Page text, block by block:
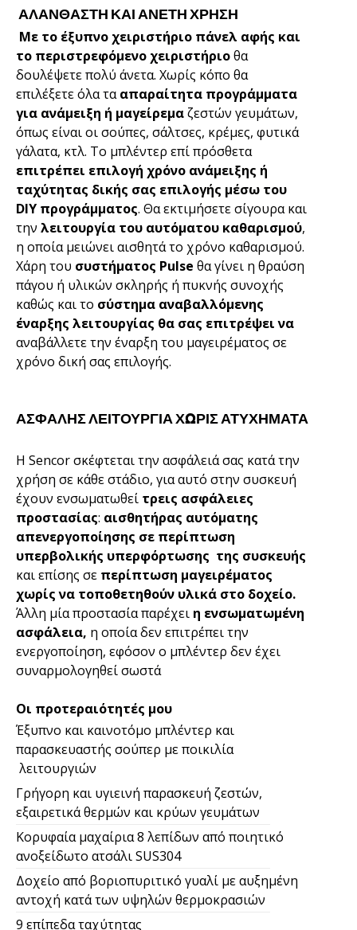
ΑΛΑΝΘΑΣΤΗ ΚΑΙ ΑΝΕΤΗ ΧΡΗΣΗ
Με το έξυπνο χειριστήριο πάνελ αφής και
το περιστρεφόμενο χειριστήριοθα
δουλέψετε πολύ άνετα. Χωρίς κόπο θα
επιλέξετε όλα τααπαραίτητα προγράμματα
για ανάμειξη ή μαγείρεμαζεστών γευμάτων,
όπως είναι οι σούπες, σάλτσες, κρέμες, φυτικά
γάλατα, κτλ. Το μπλέντερ επί πρόσθετα
επιτρέπει επιλογή χρόνο ανάμειξης ή
ταχύτητας δικής σας επιλογής μέσω του
DIY προγράμματος. Θα εκτιμήσετε σίγουρα και
την λειτουργία του αυτόματου καθαρισμού,
η οποία μειώνει αισθητά το χρόνο καθαρισμού.
Χάρη του συστήματος Pulse θα γίνει η θραύση
πάγου ή υλικών σκληρής ή πυκνής συνοχής
καθώς και το σύστημα αναβαλλόμενης
έναρξης λειτουργίας θα σας επιτρέψει να
αναβάλλετε την έναρξη του μαγειρέματος σε
χρόνο δική σας επιλογής.
ΑΣΦΑΛΗΣ ΛΕΙΤΟΥΡΓΙΑ ΧΩΡΙΣ ΑΤΥΧΗΜΑΤΑ
Η Sencor σκέφτεται την ασφάλειά σας κατά την
χρήση σε κάθε στάδιο, για αυτό στην συσκευή
έχουν ενσωματωθεί τρεις ασφάλειες
προστασίας: αισθητήρας αυτόματης
απενεργοποίησης σε περίπτωση
υπερβολικής υπερφόρτωσης της συσκευής
και επίσης σε περίπτωση μαγειρέματος
χωρίς να τοποθετηθούν υλικά στο δοχείο.
Άλλη μία προστασία παρέχει η ενσωματωμένη
ασφάλεια, η οποία δεν επιτρέπει την
ενεργοποίηση, εφόσον ο μπλέντερ δεν έχει
συναρμολογηθεί σωστά
Οι προτεραιότητές μου
Έξυπνο και καινοτόμο μπλέντερ και
παρασκευαστής σούπερ με ποικιλία
λειτουργιών
Γρήγορη και υγιεινή παρασκευή ζεστών,
εξαιρετικά θερμών και κρύων γευμάτων
Κορυφαία μαχαίρια 8 λεπίδων από ποιητικό
ανοξείδωτο ατσάλι SUS304
Δοχείο από βοριοπυριτικό γυαλί με αυξημένη
αντοχή κατά των υψηλών θερμοκρασιών
9 επίπεδα ταχύτητας